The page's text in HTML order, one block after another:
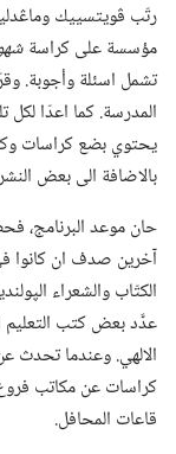
مؤسسة على كراسة
تشمل اسئلة وأجوبة.‏
المدرسة.‏ كما اعدّا
يحتوي بضع كراسات
بالاضافة الى بعض
آخرين صدف ان كانوا
الكتّاب والشعراء
عدَّد بعض كتب التعليم
الالهي.‏ وعندما
كراسات عن مكاتب
قاعات المحافل.‏